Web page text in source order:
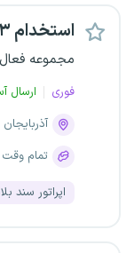
استخدام ۳ عنوان شغلی
مجموعه
فوری
ارسال
تمام وقت
اپراتور سند